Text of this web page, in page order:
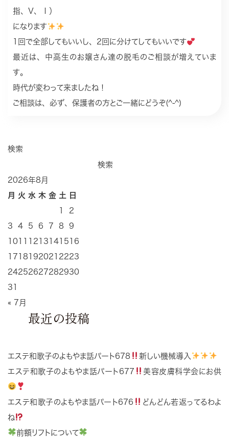
指、V、Ｉ）
になります
1回で全部してもいいし、2回に分けてしてもいいです
最近は、中高生のお嬢さん達の脱毛のご相談が増えていま
す。
時代が変わって来ましたね！
ご相談は、必ず、保護者の方とご一緒にどうぞ(^-^)
検索
検索
2026年8月
月
火 水 木 金 土
日
2
3
4 5 6 7 8
9
10
12 13 14 15 16
17 18 192021 2223
24252627282930
31
« 7月
最近の投稿
エステ和歌子のよもやま話パート678
新しい機械導入
エステ和歌子のよもやま話パート677
美容皮膚科学会にお供
エステ和歌子のよもやま話パート676
どんどん若返ってるわよ
ね
前額リフトについて